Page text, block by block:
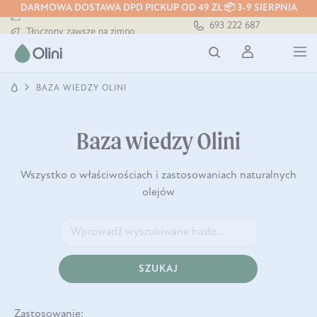
DARMOWA DOSTAWA DPD PICKUP OD 49 ZŁ 📦 3-9 SIERPNIA
Darmowa dostawa od 199 zł
Tłoczony zawsze na zimno
Darmowa dostawa od 199 zł
693 222 687
BAZA WIEDZY OLINI
Baza wiedzy Olini
Wszystko o właściwościach i zastosowaniach naturalnych
olejów
SZUKAJ
Zastosowanie: